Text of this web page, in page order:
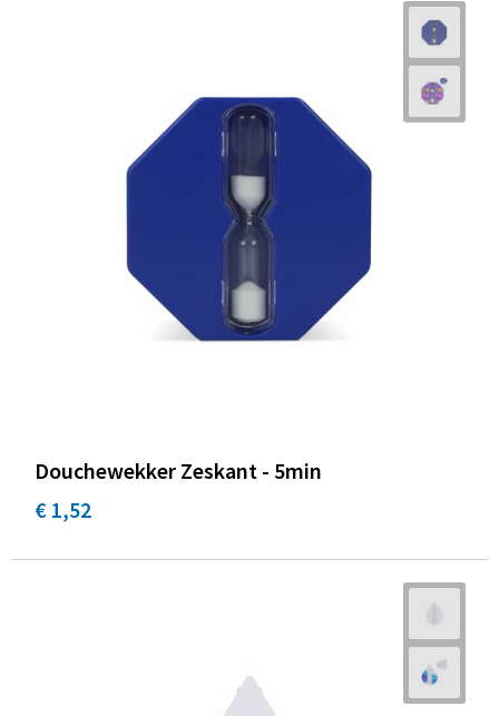
Douchewekker Zeskant - 5min
€ 1,52